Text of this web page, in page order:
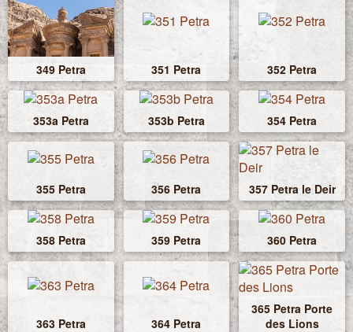
349 Petra 351 Petra 352 Petra
353a Petra 353b Petra 354 Petra
355 Petra 356 Petra 357 Petra le Deir
358 Petra 359 Petra 360 Petra
363 Petra 364 Petra
365 Petra Porte
des Lions